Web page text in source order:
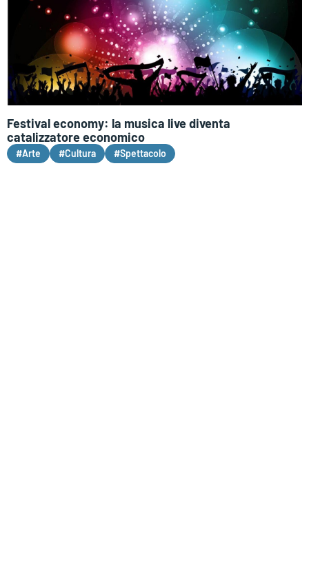
Festival economy: la musica live diventa
catalizzatore economico
#Arte #Cultura #Spettacolo